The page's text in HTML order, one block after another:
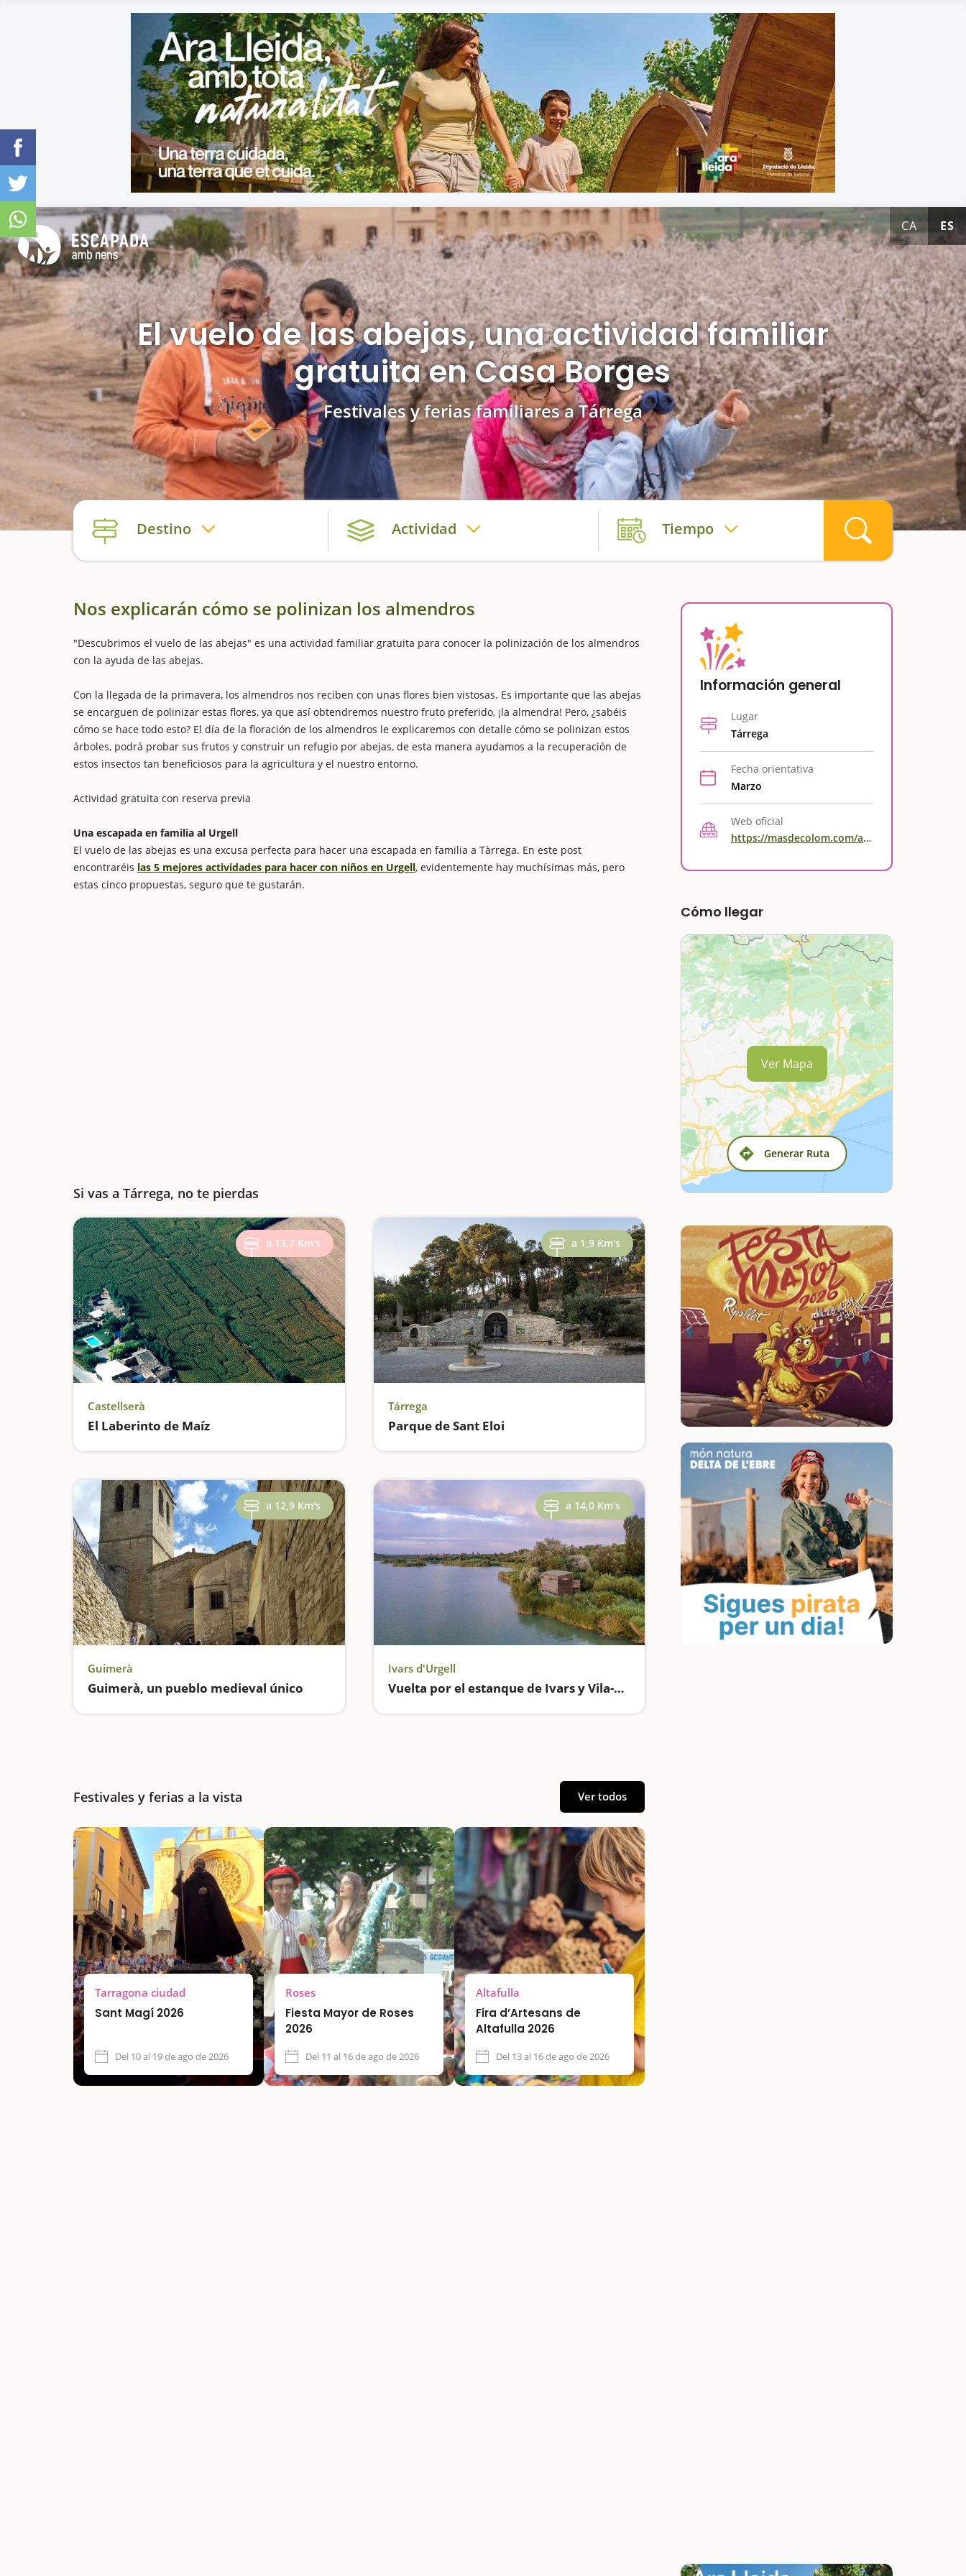
CA ES
El vuelo de las abejas, una actividad familiar
gratuita en Casa Borges
Festivales y ferias familiares a Tárrega
Destino Actividad Tiempo
Nos explicarán cómo se polinizan los almendros
"Descubrimos el vuelo de las abejas" es una actividad familiar gratuita para conocer la polinización de los almendros
con la ayuda de las abejas.
Con la llegada de la primavera, los almendros nos reciben con unas flores bien vistosas. Es importante que las abejas
se encarguen de polinizar estas flores, ya que así obtendremos nuestro fruto preferido, ¡la almendra! Pero, ¿sabéis
cómo se hace todo esto? El día de la floración de los almendros le explicaremos con detalle cómo se polinizan estos
árboles, podrá probar sus frutos y construir un refugio por abejas, de esta manera ayudamos a la recuperación de
estos insectos tan beneficiosos para la agricultura y el nuestro entorno.
Actividad gratuita con reserva previa
Una escapada en familia al Urgell
El vuelo de las abejas es una excusa perfecta para hacer una escapada en familia a Tàrrega. En este post
encontraréis las 5 mejores actividades para hacer con niños en Urgell, evidentemente hay muchísimas más, pero
estas cinco propuestas, seguro que te gustarán.
Si vas a Tárrega, no te pierdas
a 13,7 Km's
Castellserà
El Laberinto de Maíz
a 1,9 Km's
Tárrega
Parque de Sant Eloi
a 12,9 Km's
Guimerà
Guimerà, un pueblo medieval único
a 14,0 Km's
Ivars d'Urgell
Vuelta por el estanque de Ivars y Vila-Sana
Festivales y ferias a la vista Ver todos
Tarragona ciudad
Sant Magí 2026
Del 10 al 19 de ago de 2026
Roses
Fiesta Mayor de Roses
2026
Del 11 al 16 de ago de 2026
Altafulla
Fira d’Artesans de
Altafulla 2026
Del 13 al 16 de ago de 2026
Información general
Lugar
Tárrega
Fecha orientativa
Marzo
Web oficial
https://masdecolom.com/agenda/
Cómo llegar
Generar Ruta
Ver Mapa